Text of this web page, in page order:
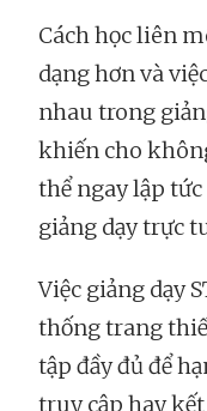
Cách học liên
dạng hơn và
nhau trong
khiến cho
thể ngay lập
giảng dạy trực
Việc giảng dạy
thống trang
tập đầy đủ để
truy cập hay